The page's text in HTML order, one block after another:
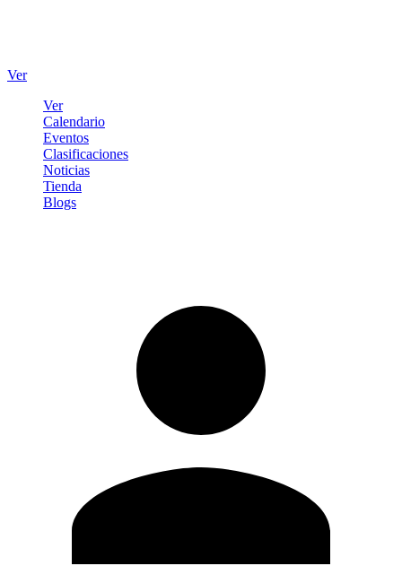
Ver
Ver
Calendario
Eventos
Clasificaciones
Noticias
Tienda
Blogs